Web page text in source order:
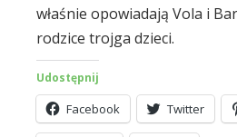
właśnie opowiadają Vola i
rodzice trojga dzieci.
Udostępnij
Facebook Twitter